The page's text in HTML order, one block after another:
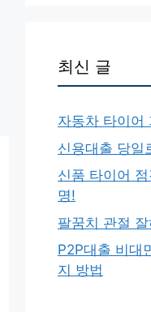
최신 글
자동차 타이어
신용대출 당일
신품 타이어
명!
팔꿈치 관절
P2P대출 비대
지 방법